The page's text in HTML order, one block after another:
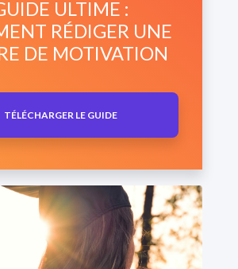
ULTIME :
RÉDIGER UNE
DE MOTIVATION
TÉLÉCHARGER LE GUIDE